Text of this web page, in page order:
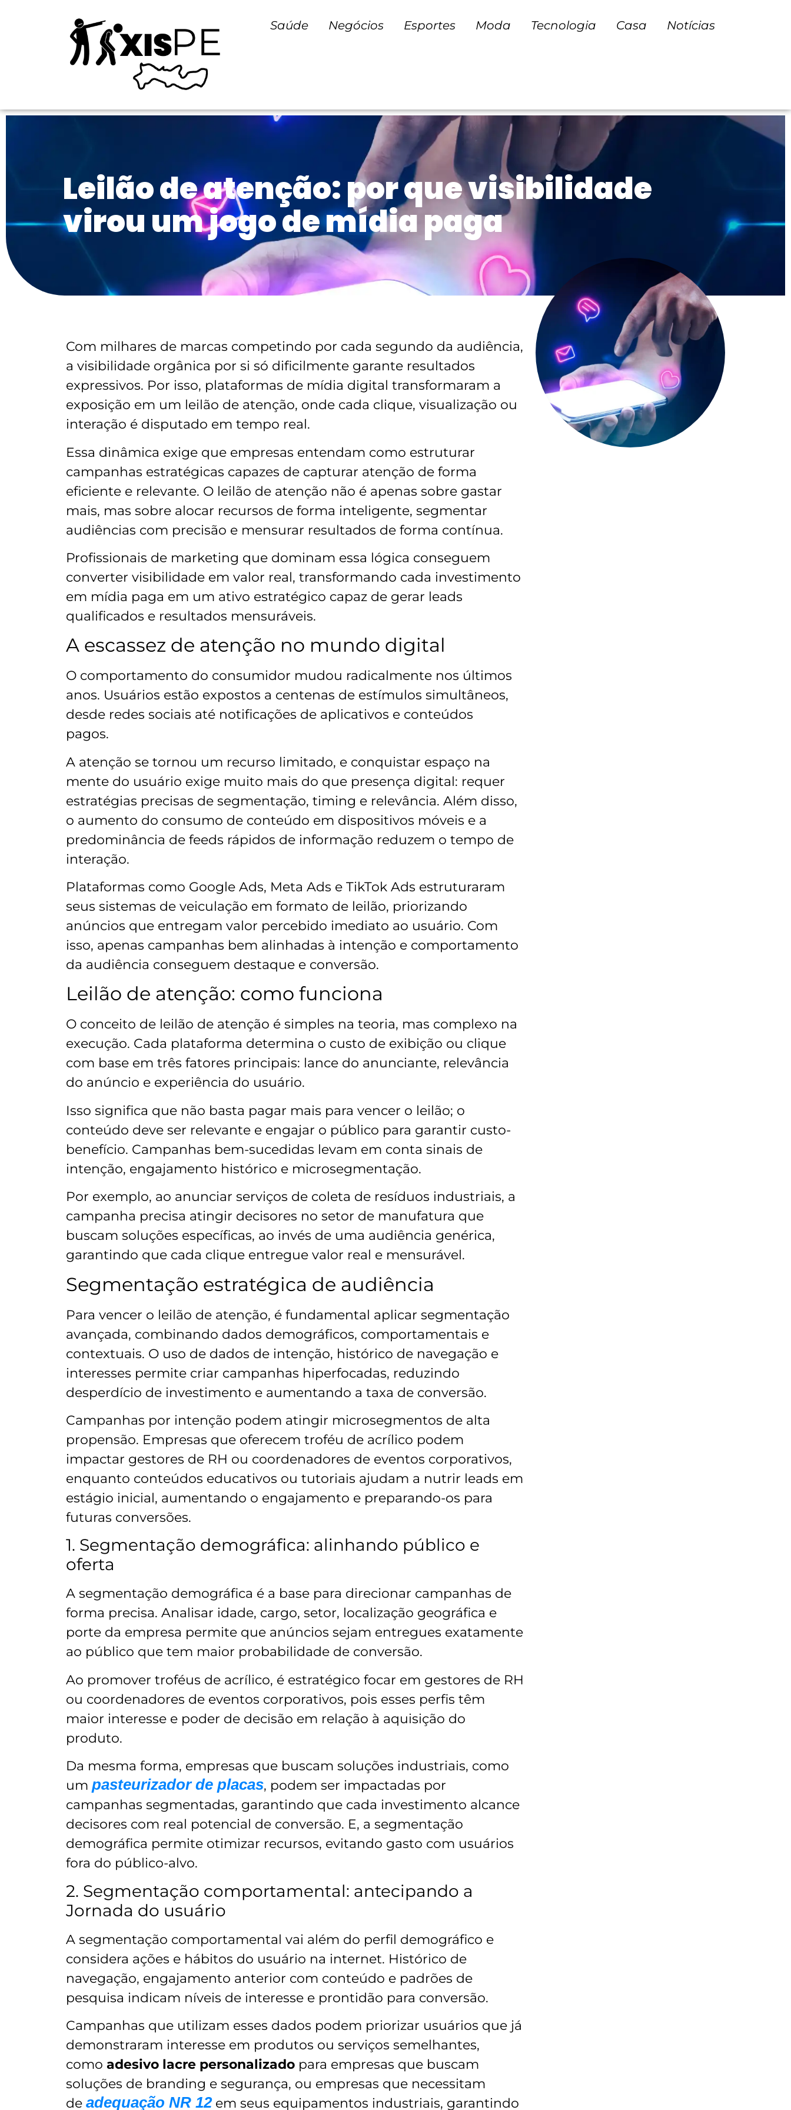
Saúde Negócios Esportes Moda Tecnologia Casa Notícias
Leilão de atenção: por que visibilidade
virou um jogo de mídia paga
Com milhares de marcas competindo por cada segundo da audiência,
a visibilidade orgânica por si só dificilmente garante resultados
expressivos. Por isso, plataformas de mídia digital transformaram a
exposição em um leilão de atenção, onde cada clique, visualização ou
interação é disputado em tempo real.
Essa dinâmica exige que empresas entendam como estruturar
campanhas estratégicas capazes de capturar atenção de forma
eficiente e relevante. O leilão de atenção não é apenas sobre gastar
mais, mas sobre alocar recursos de forma inteligente, segmentar
audiências com precisão e mensurar resultados de forma contínua.
Profissionais de marketing que dominam essa lógica conseguem
converter visibilidade em valor real, transformando cada investimento
em mídia paga em um ativo estratégico capaz de gerar leads
qualificados e resultados mensuráveis.
A escassez de atenção no mundo digital
O comportamento do consumidor mudou radicalmente nos últimos
anos. Usuários estão expostos a centenas de estímulos simultâneos,
desde redes sociais até notificações de aplicativos e conteúdos
pagos.
A atenção se tornou um recurso limitado, e conquistar espaço na
mente do usuário exige muito mais do que presença digital: requer
estratégias precisas de segmentação, timing e relevância. Além disso,
o aumento do consumo de conteúdo em dispositivos móveis e a
predominância de feeds rápidos de informação reduzem o tempo de
interação.
Plataformas como Google Ads, Meta Ads e TikTok Ads estruturaram
seus sistemas de veiculação em formato de leilão, priorizando
anúncios que entregam valor percebido imediato ao usuário. Com
isso, apenas campanhas bem alinhadas à intenção e comportamento
da audiência conseguem destaque e conversão.
Leilão de atenção: como funciona
O conceito de leilão de atenção é simples na teoria, mas complexo na
execução. Cada plataforma determina o custo de exibição ou clique
com base em três fatores principais: lance do anunciante, relevância
do anúncio e experiência do usuário.
Isso significa que não basta pagar mais para vencer o leilão; o
conteúdo deve ser relevante e engajar o público para garantir custo-
benefício. Campanhas bem-sucedidas levam em conta sinais de
intenção, engajamento histórico e microsegmentação.
Por exemplo, ao anunciar serviços de coleta de resíduos industriais, a
campanha precisa atingir decisores no setor de manufatura que
buscam soluções específicas, ao invés de uma audiência genérica,
garantindo que cada clique entregue valor real e mensurável.
Segmentação estratégica de audiência
Para vencer o leilão de atenção, é fundamental aplicar segmentação
avançada, combinando dados demográficos, comportamentais e
contextuais. O uso de dados de intenção, histórico de navegação e
interesses permite criar campanhas hiperfocadas, reduzindo
desperdício de investimento e aumentando a taxa de conversão.
Campanhas por intenção podem atingir microsegmentos de alta
propensão. Empresas que oferecem troféu de acrílico podem
impactar gestores de RH ou coordenadores de eventos corporativos,
enquanto conteúdos educativos ou tutoriais ajudam a nutrir leads em
estágio inicial, aumentando o engajamento e preparando-os para
futuras conversões.
1. Segmentação demográfica: alinhando público e
oferta
A segmentação demográfica é a base para direcionar campanhas de
forma precisa. Analisar idade, cargo, setor, localização geográfica e
porte da empresa permite que anúncios sejam entregues exatamente
ao público que tem maior probabilidade de conversão.
Ao promover troféus de acrílico, é estratégico focar em gestores de RH
ou coordenadores de eventos corporativos, pois esses perfis têm
maior interesse e poder de decisão em relação à aquisição do
produto.
Da mesma forma, empresas que buscam soluções industriais, como
um pasteurizador de placas, podem ser impactadas por
campanhas segmentadas, garantindo que cada investimento alcance
decisores com real potencial de conversão. E, a segmentação
demográfica permite otimizar recursos, evitando gasto com usuários
fora do público-alvo.
2. Segmentação comportamental: antecipando a
Jornada do usuário
A segmentação comportamental vai além do perfil demográfico e
considera ações e hábitos do usuário na internet. Histórico de
navegação, engajamento anterior com conteúdo e padrões de
pesquisa indicam níveis de interesse e prontidão para conversão.
Campanhas que utilizam esses dados podem priorizar usuários que já
demonstraram interesse em produtos ou serviços semelhantes,
como adesivo lacre personalizado para empresas que buscam
soluções de branding e segurança, ou empresas que necessitam
de adequação NR 12em seus equipamentos industriais, garantindo